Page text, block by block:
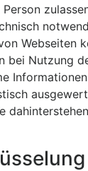
Webseiten
bei Nutzung